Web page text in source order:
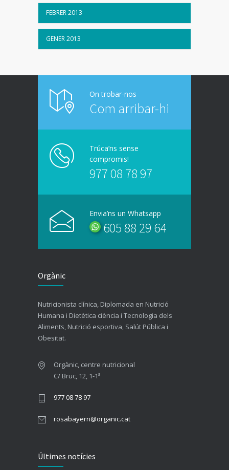
FEBRER 2013
GENER 2013
On trobar-nos
Com arribar-hi
Trúca’ns sense
compromis!
977 08 78 97
Envia’ns un Whatsapp
605 88 29 64
Orgànic
Nutricionista clínica, Diplomada en Nutrició
Humana i Dietètica ciència i Tecnologia dels
Aliments, Nutrició esportiva, Salút Pública i
Obesitat.
Orgànic, centre nutricional
C/ Bruc, 12, 1-1ª
977 08 78 97
rosabayerri@organic.cat
Últimes notícies